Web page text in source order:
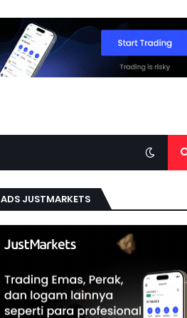
ADS JUSTMARKETS